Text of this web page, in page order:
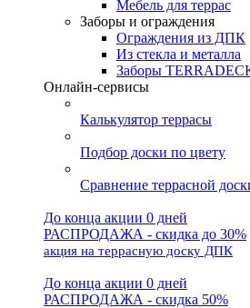
Мебель для террас
Заборы и ограждения
Ограждения из ДПК
Из стекла и металла
Заборы
Онлайн-сервисы
Калькулятор террасы
Подбор доски по цвету
Сравнение террасной
До конца акции 0 дней
РАСПРОДАЖА - скидка до 30%
акция на террасную доску ДПК
До конца акции 0 дней
РАСПРОДАЖА - скидка 50%